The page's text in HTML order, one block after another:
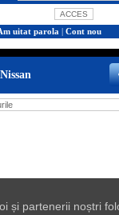
uitat parola | Cont nou
și partenerii noștri